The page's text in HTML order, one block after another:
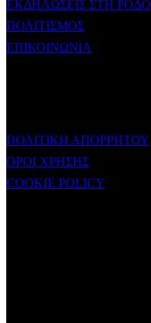
ΕΚΔΗΛΩΣΕΙΣ ΣΤΗ ΡΟΔΟ
ΠΟΛΙΤΙΣΜΟΣ
ΕΠΙΚΟΙΝΩΝΙΑ
ΠΟΛΙΤΙΚΗ ΑΠΟΡΡΗΤΟΥ
ΟΡΟΙ ΧΡΗΣΗΣ
COOKIE POLICY